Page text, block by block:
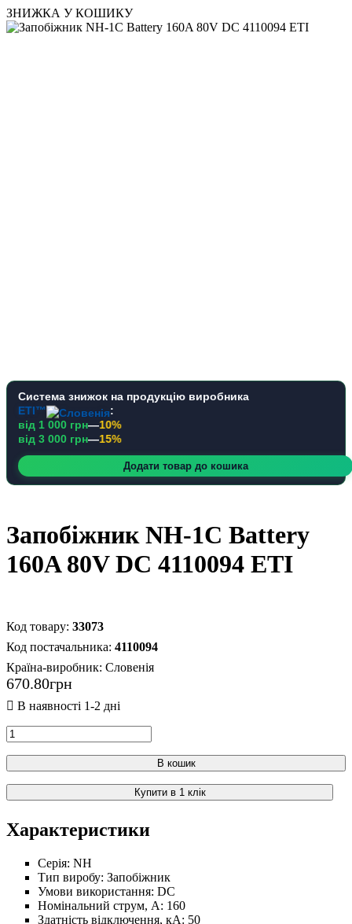
ЗНИЖКА У КОШИКУ
Система знижок на продукцію виробника
ETI™
:
від 1 000 грн—10%
від 3 000 грн—15%
Додати товар до кошика
Запобіжник NH-1C Battery
160A 80V DC 4110094 ETI
33073
4110094
Країна-виробник: Словенія
670.80грн
В кошик
Купити в 1 клік
Характеристики
Серія: NH
Тип виробу: Запобіжник
Умови використання: DC
Номінальний струм, А: 160
Здатність відключення, кА: 50